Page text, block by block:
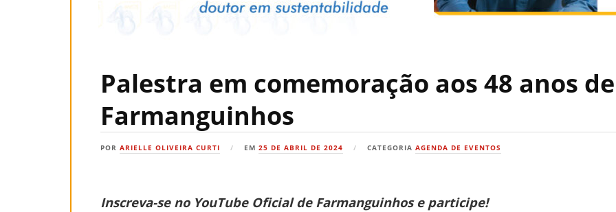
Palestra em comemoração aos 48 anos de
Farmanguinhos
PORARIELLE OLIVEIRA CURTI EM25 DE ABRIL DE 2024 CATEGORIAAGENDA DE EVENTOS
Inscreva-se no YouTube Oficial de Farmanguinhos e participe!